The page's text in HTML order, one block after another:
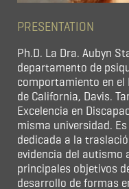
PRESENTATION
Ph.D. La Dra. Aubyn
departamento de
comportamiento en el
de California, Davis.
Excelencia en
misma universidad.
dedicada a la
evidencia del autismo
principales objetivos
desarrollo de formas